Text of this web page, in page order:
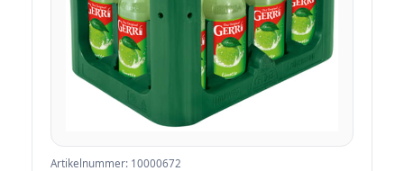
Artikelnummer: 10000672